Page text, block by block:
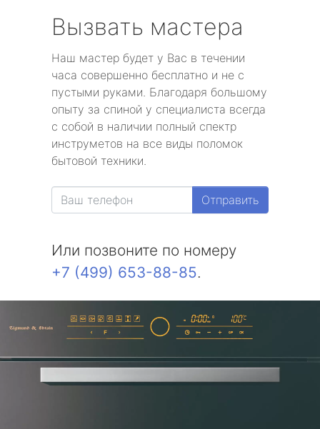
Вызвать мастера
Наш мастер будет у Вас в течении
часа совершенно бесплатно и не с
пустыми руками. Благодаря большому
опыту за спиной у специалиста всегда
с собой в наличии полный спектр
инструметов на все виды поломок
бытовой техники.
Отправить
Или позвоните по номеру
+7 (499) 653-88-85.